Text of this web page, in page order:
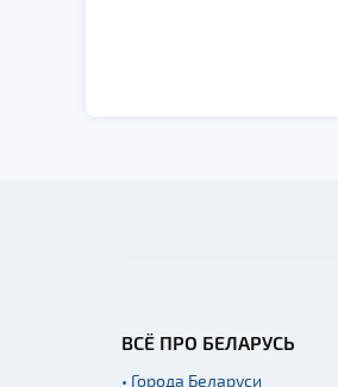
ВСЁ ПРО БЕЛАРУСЬ
• Города Беларуси